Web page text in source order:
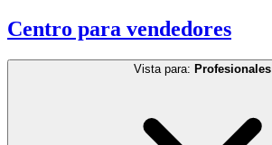
Centro para vendedores
Vista para: Profesionales